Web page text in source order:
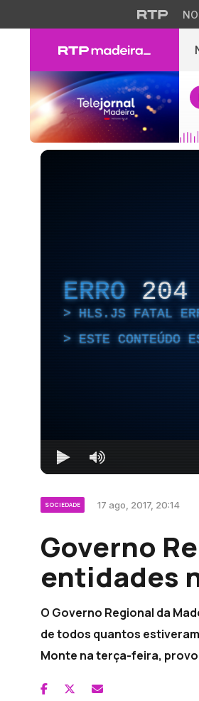
ERRO 204
HLS.JS FATAL
ESTE CONTEÚDO
SOCIEDADE 17 ago, 2017, 20:14
Governo
entidades
O Governo Regional da
de todos quantos
Monte na terça-feira,